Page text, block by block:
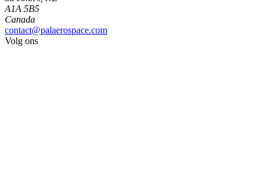
A1A 5B5
Canada
contact@palaerospace.com
Volg ons